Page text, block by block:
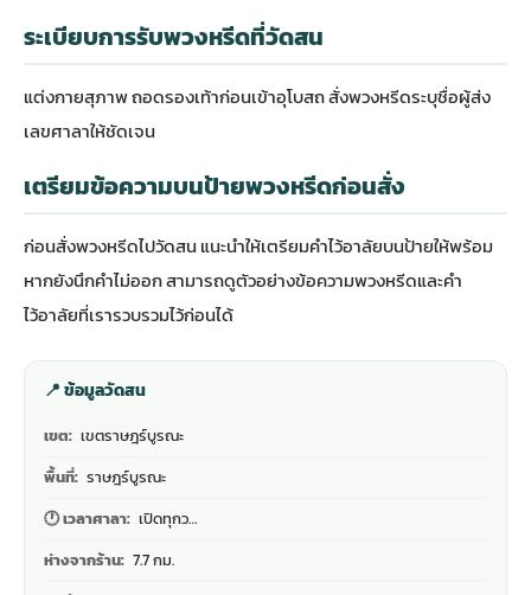
ระเบียบการรับพวงหรีดที่วัดสน
แต่งกายสุภาพ ถอดรองเท้าก่อนเข้าอุโบสถ สั่งพวงหรีดระบุชื่อผู้ส่ง
เลขศาลาให้ชัดเจน
เตรียมข้อความบนป้ายพวงหรีดก่อนสั่ง
ก่อนสั่งพวงหรีดไปวัดสน แนะนำให้เตรียมคำไว้อาลัยบนป้ายให้พร้อม
หากยังนึกคำไม่ออก สามารถดูตัวอย่างข้อความพวงหรีดและคำ
ไว้อาลัยที่เรารวบรวมไว้ก่อนได้
📍 ข้อมูลวัดสน
เขต: เขตราษฎร์บูรณะ
พื้นที่: ราษฎร์บูรณะ
🕐 เวลาศาลา: เปิดทุกว…
ห่างจากร้าน: 7.7 กม.